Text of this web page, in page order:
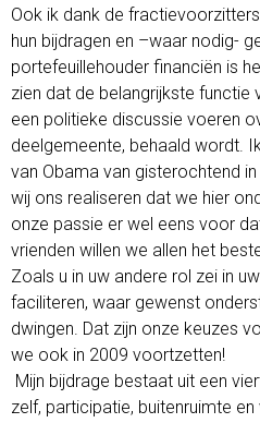
Ook ik dank de
hun bijdragen en –waar nodig-
portefeuillehouder financiën is
zien dat de belangrijkste functie
een politieke discussie voeren
deelgemeente, behaald wordt.
van Obama van gisterochtend
wij ons realiseren dat we hier
onze passie er wel eens voor
vrienden willen we allen het
Zoals u in uw andere rol zei in
faciliteren, waar gewenst
dwingen. Dat zijn onze keuzes
we ook in 2009 voortzetten!
Mijn bijdrage bestaat uit een
zelf, participatie, buitenruimte en